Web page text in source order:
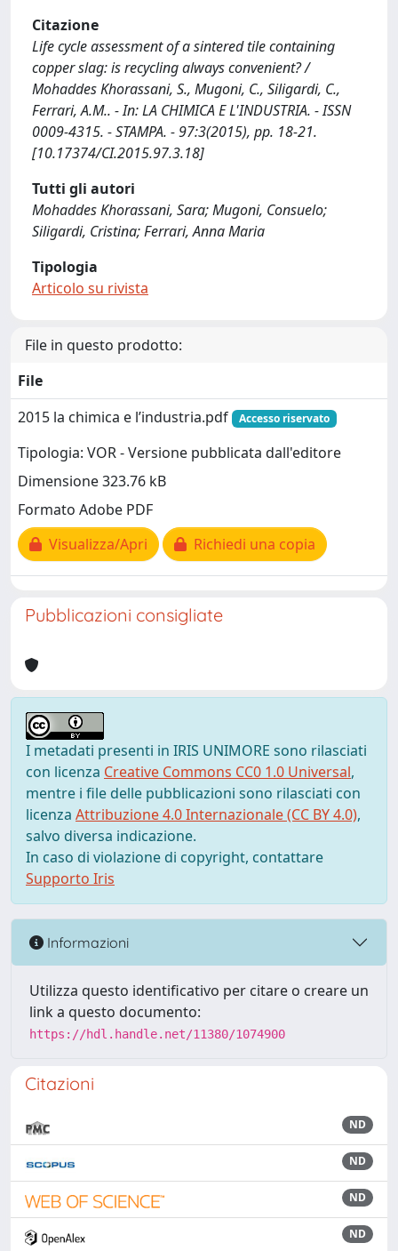
Citazione
Life cycle assessment of a sintered tile containing
copper slag: is recycling always convenient? /
Mohaddes Khorassani, S., Mugoni, C., Siligardi, C.,
Ferrari, A.M.. - In: LA CHIMICA E L'INDUSTRIA. - ISSN
0009-4315. - STAMPA. - 97:3(2015), pp. 18-21.
[10.17374/CI.2015.97.3.18]
Tutti gli autori
Mohaddes Khorassani, Sara; Mugoni, Consuelo;
Siligardi, Cristina; Ferrari, Anna Maria
Tipologia
Articolo su rivista
File in questo prodotto:
File
2015 la chimica e l’industria.pdf
Accesso riservato
Tipologia: VOR - Versione pubblicata dall'editore
Dimensione 323.76 kB
Formato Adobe PDF
Visualizza/Apri
Richiedi una copia
Pubblicazioni consigliate
I metadati presenti in IRIS UNIMORE sono rilasciati
con licenza Creative Commons CC0 1.0 Universal,
mentre i file delle pubblicazioni sono rilasciati con
licenza Attribuzione 4.0 Internazionale (CC BY 4.0),
salvo diversa indicazione.
In caso di violazione di copyright, contattare
Supporto Iris
Informazioni
Utilizza questo identificativo per citare o creare un
link a questo documento:
https://hdl.handle.net/11380/1074900
Citazioni
ND
ND
ND
ND